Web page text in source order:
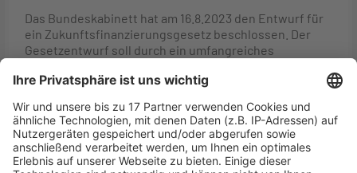
Das Bundeskabinett hat am 16.8.2023 den Entwurf für
ein Zukunftsfinanzierungsgesetz beschlossen. Der
Gesetzentwurf soll durch ein umfangreiches
stärken und die wirtschaftlichen Rahmenbedingungen
WEITERLESEN